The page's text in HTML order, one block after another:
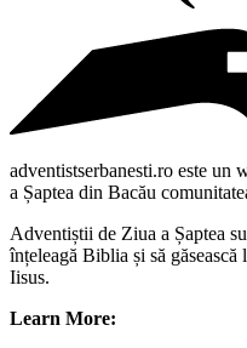
adventistserbanesti.ro este un
a Șaptea din Bacău
Adventiștii de Ziua a Șaptea
înțeleagă Biblia și să
Iisus.
Learn More: